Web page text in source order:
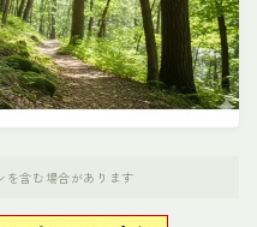
を含む場合があります